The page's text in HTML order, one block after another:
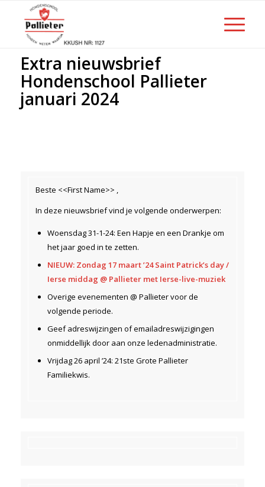
Extra nieuwsbrief
Hondenschool Pallieter
januari 2024
Beste <<First Name>> ,
In deze nieuwsbrief vind je volgende onderwerpen:
Woensdag 31-1-24: Een Hapje en een Drankje om
het jaar goed in te zetten.
NIEUW: Zondag 17 maart ’24 Saint Patrick’s day /
Ierse middag @ Pallieter met Ierse-live-muziek
Overige evenementen @ Pallieter voor de
volgende periode.
Geef adreswijzingen of emailadreswijzigingen
onmiddellijk door aan onze ledenadministratie.
Vrijdag 26 april ’24: 21ste Grote Pallieter
Familiekwis.